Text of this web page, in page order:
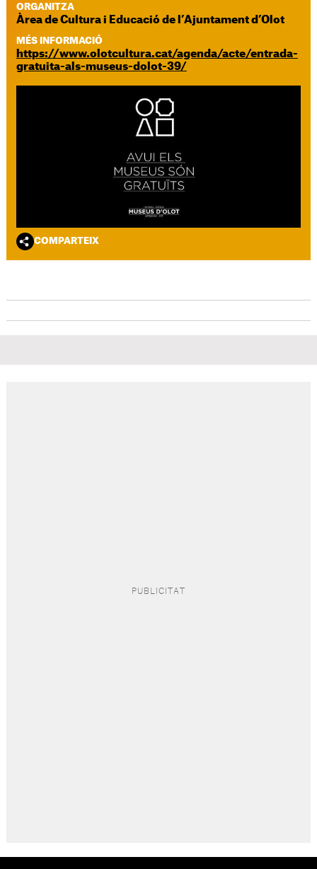
ORGANITZA
Àrea de Cultura i Educació de l’Ajuntament d’Olot
MÉS INFORMACIÓ
https://www.olotcultura.cat/agenda/acte/entrada-
gratuita-als-museus-dolot-39/
COMPARTEIX